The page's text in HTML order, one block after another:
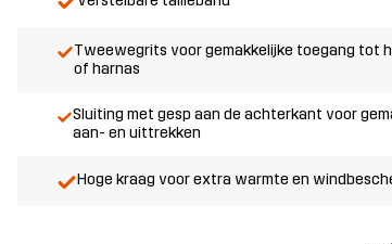
Tweewegrits voor gemakkelijke toegang tot
of harnas
Sluiting met gesp aan de achterkant voor
aan- en uittrekken
Hoge kraag voor extra warmte en